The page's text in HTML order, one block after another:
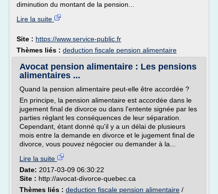
diminution du montant de la pension...
Lire la suite
Site : https://www.service-public.fr
Thèmes liés : deduction fiscale pension alimentaire
Avocat pension alimentaire : Les pensions
alimentaires ...
Quand la pension alimentaire peut-elle être accordée ?
En principe, la pension alimentaire est accordée dans le
jugement final de divorce ou dans l'entente signée par les
parties réglant les conséquences de leur séparation.
Cependant, étant donné qu'il y a un délai de plusieurs
mois entre la demande en divorce et le jugement final de
divorce, vous pouvez négocier ou demander à la...
Lire la suite
Date: 2017-03-09 06:30:22
Site : http://avocat-divorce-quebec.ca
Thèmes liés : deduction fiscale pension alimentaire /